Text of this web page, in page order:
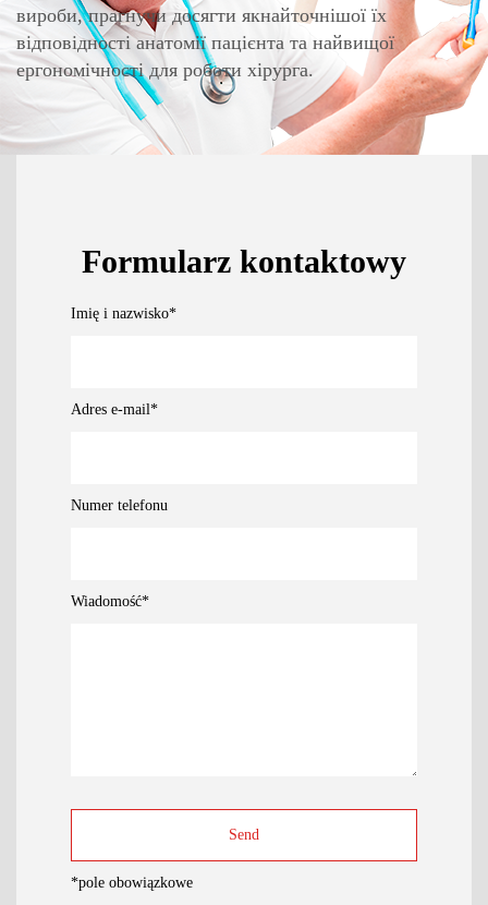
вироби, прагнучи досягти якнайточнішої їх
відповідності анатомії пацієнта та найвищої
ергономічності для роботи хірурга.
Formularz kontaktowy
Imię i nazwisko*
Adres e-mail*
Numer telefonu
Wiadomość*
*pole obowiązkowe